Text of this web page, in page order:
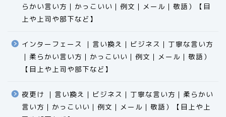
らかい言い方｜かっこいい｜例文｜メール｜敬語）【目
上や上司や部下など】​​​​​​​​​​​​​​​​
インターフェース ｜言い換え｜ビジネス｜丁寧な言い方
｜柔らかい言い方｜かっこいい｜例文｜メール｜敬語）
【目上や上司や部下など】​​​​​​​​​​​​​​​​
夜更け ｜言い換え｜ビジネス｜丁寧な言い方｜柔らかい
言い方｜かっこいい｜例文｜メール｜敬語）【目上や上
食品
科学